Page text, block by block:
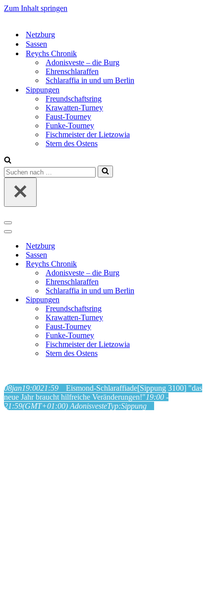
Zum Inhalt springen
Netzburg
Sassen
Reychs Chronik
Adonisveste – die Burg
Ehrenschlaraffen
Schlaraffia in und um Berlin
Sippungen
Freundschaftsring
Krawatten-Turney
Faust-Tourney
Funke-Tourney
Fischmeister der Lietzowia
Stern des Ostens
Suchen
nach …
Navigationsmenü
Navigationsmenü
Netzburg
Sassen
Reychs Chronik
Adonisveste – die Burg
Ehrenschlaraffen
Schlaraffia in und um Berlin
Sippungen
Freundschaftsring
Krawatten-Turney
Faust-Tourney
Funke-Tourney
Fischmeister der Lietzowia
Stern des Ostens
08jan19:0021:59 Eismond-Schlaraffiade[Sippung 3100] "das
neue Jahr braucht hilfreiche Veränderungen!"19:00 -
21:59(GMT+01:00) AdonisvesteTyp:Sippung